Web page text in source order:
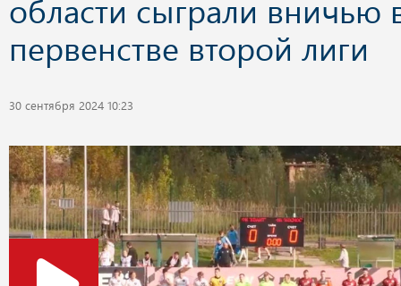
области сыграли вничью
первенстве второй лиги
30 сентября 2024 10:23